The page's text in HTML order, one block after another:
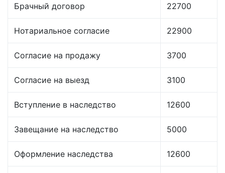
Брачный договор 22700
Нотариальное согласие 22900
Согласие на продажу 3700
Согласие на выезд 3100
Вступление в наследство 12600
Завещание на наследство 5000
Оформление наследства 12600